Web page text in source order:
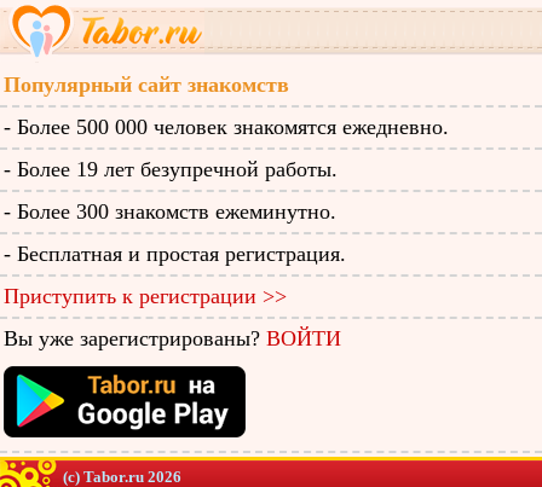
Популярный сайт знакомств
- Более 500 000 человек знакомятся ежедневно.
- Более 19 лет безупречной работы.
- Более 300 знакомств ежеминутно.
- Бесплатная и простая регистрация.
Приступить к регистрации >>
Вы уже зарегистрированы? ВОЙТИ
(c) Tabor.ru 2026